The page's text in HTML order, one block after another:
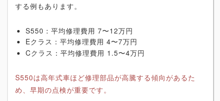
する例もあります。
S550：平均修理費用 7〜12万円
Eクラス：平均修理費用 4〜7万円
Cクラス：平均修理費用 1.5〜4万円
S550は高年式車ほど修理部品が高騰する傾向があるた
め、早期の点検が重要です。